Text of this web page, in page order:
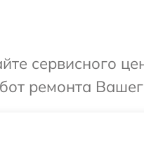
сервисного
ремонта